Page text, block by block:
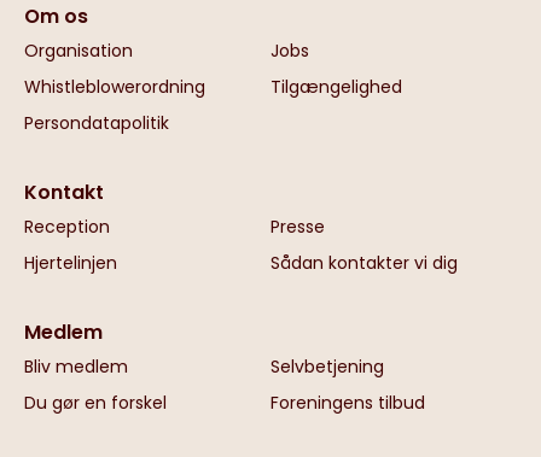
Om os
Organisation
Jobs
Whistleblowerordning
Tilgængelighed
Persondatapolitik
Kontakt
Reception
Presse
Hjertelinjen
Sådan kontakter vi dig
Medlem
Bliv medlem
Selvbetjening
Du gør en forskel
Foreningens tilbud